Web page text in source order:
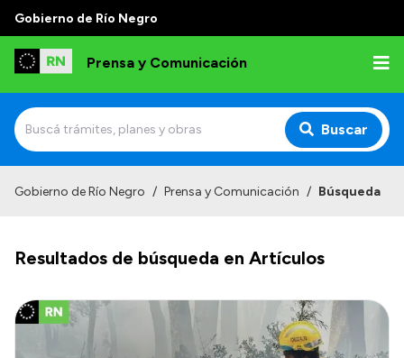
Gobierno de Río Negro
Prensa y Comunicación
Buscar
Autoridades
Referentes de prensa
Archivo de noticias
Gobierno de Río Negro / Prensa y Comunicación / Búsqueda
Resultados de búsqueda en Artículos